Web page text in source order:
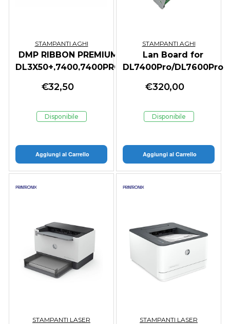
STAMPANTI AGHI
DMP RIBBON PREMIUM
DL3X50+,7400,7400PRO
€32,50
Disponibile
Aggiungi al Carrello
STAMPANTI AGHI
Lan Board for
DL7400Pro/DL7600Pro
€320,00
Disponibile
Aggiungi al Carrello
STAMPANTI LASER STAMPANTI LASER